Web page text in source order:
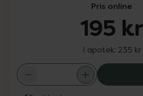
Pris online
195 kr
I apotek: 235 kr